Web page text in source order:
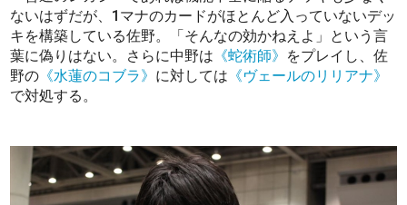
ないはずだが、1マナのカードがほとんど入っていないデッ
キを構築している佐野。「そんなの効かねえよ」という言
葉に偽りはない。さらに中野は 《蛇術師》 をプレイし、佐
野の 《水蓮のコブラ》 に対しては 《ヴェールのリリアナ》
で対処する。